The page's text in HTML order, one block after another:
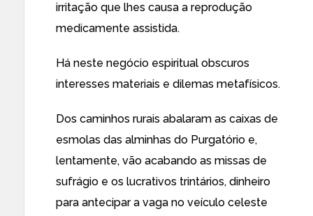
irritação que lhes causa a reprodução
medicamente assistida.
Há neste negócio espiritual obscuros
interesses materiais e dilemas metafísicos.
Dos caminhos rurais abalaram as caixas de
esmolas das alminhas do Purgatório e,
lentamente, vão acabando as missas de
sufrágio e os lucrativos trintários, dinheiro
para antecipar a vaga no veículo celeste